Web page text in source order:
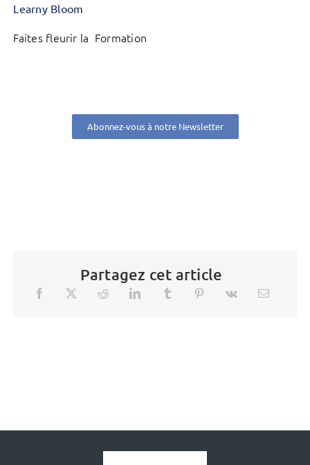
Learny Bloom
Faites fleurir la Formation
Abonnez-vous à notre Newsletter
Partagez cet article